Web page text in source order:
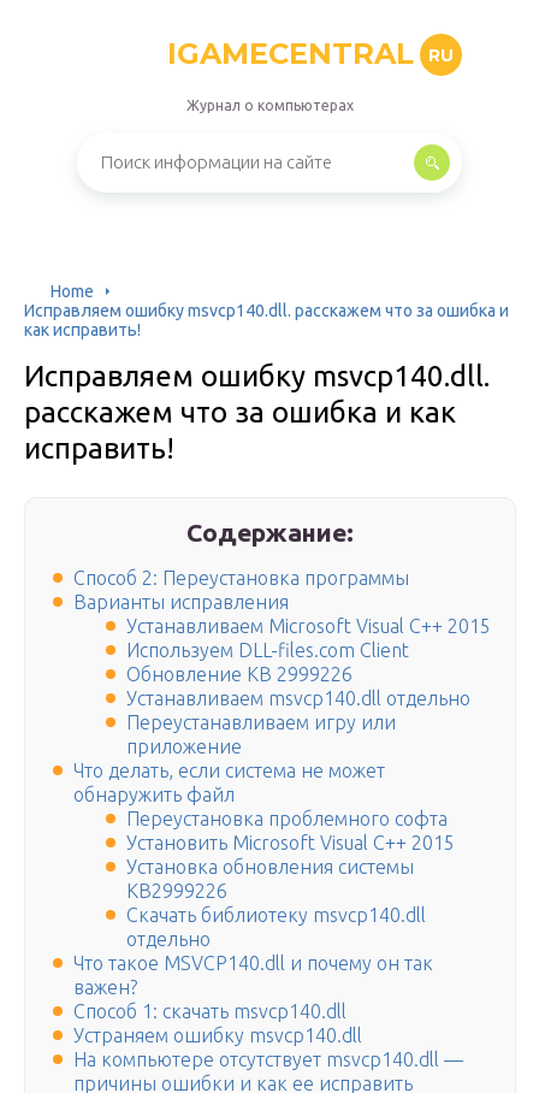
IGAMECENTRAL RU
Журнал о компьютерах
Home
Исправляем ошибку msvcp140.dll. расскажем что за ошибка и
как исправить!
Исправляем ошибку msvcp140.dll.
расскажем что за ошибка и как
исправить!
Содержание:
Способ 2: Переустановка программы
Варианты исправления
Устанавливаем Microsoft Visual С++ 2015
Используем DLL-files.com Client
Обновление KB 2999226
Устанавливаем msvcp140.dll отдельно
Переустанавливаем игру или
приложение
Что делать, если система не может
обнаружить файл
Переустановка проблемного софта
Установить Microsoft Visual C++ 2015
Установка обновления системы
KB2999226
Скачать библиотеку msvcp140.dll
отдельно
Что такое MSVCP140.dll и почему он так
важен?
Способ 1: скачать msvcp140.dll
Устраняем ошибку msvcp140.dll
На компьютере отсутствует msvcp140.dll —
причины ошибки и как ее исправить